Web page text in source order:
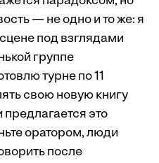
— не одно и то же: я
под взглядами
группе
турне по 11
свою новую книгу
предлагается это
оратором, люди
после